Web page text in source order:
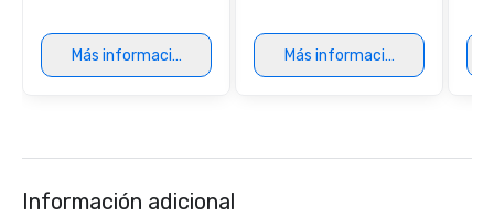
Más información Más información
Información adicional